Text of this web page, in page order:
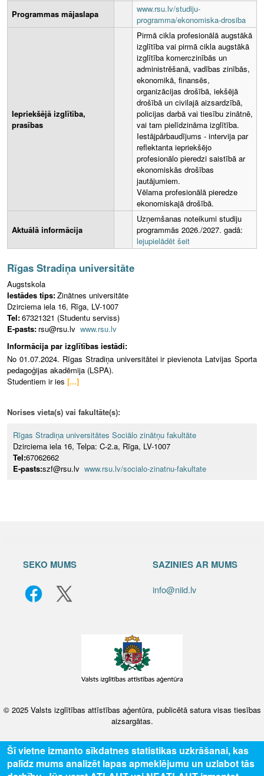
Programmas mājaslapa
www.rsu.lv/studiju-
programma/ekonomiska-drosiba
Iepriekšējā izglītība,
prasības
Pirmā cikla profesionālā augstākā
izglītība vai pirmā cikla augstākā
izglītība komerczinībās un
administrēšanā, vadības zinībās,
ekonomikā, finansēs,
organizācijas drošībā, iekšējā
drošībā un civilajā aizsardzībā,
policijas darbā vai tiesību zinātnē,
vai tam pielīdzināma izglītība.
Iestājpārbaudījums - intervija par
reflektanta iepriekšējo
profesionālo pieredzi saistībā ar
ekonomiskās drošības
jautājumiem.
Vēlama profesionālā pieredze
ekonomiskajā drošībā.
Aktuālā informācija
Uzņemšanas noteikumi studiju
programmās 2026./2027. gadā:
lejupielādēt šeit
Rīgas Stradiņa universitāte
Augstskola
Iestādes tips:Zinātnes universitāte
Dzirciema iela 16, Rīga, LV-1007
Tel:67321321 (Studentu serviss)
E-pasts: rsu@rsu.lv www.rsu.lv
Informācija par izglītības iestādi:
No 01.07.2024. Rīgas Stradiņa universitātei ir pievienota Latvijas Sporta
pedagoģijas akadēmija (LSPA).
Studentiem ir ies [...]
Norises vieta(s) vai fakultāte(s):
Rīgas Stradiņa universitātes Sociālo zinātņu fakultāte
Dzirciema iela 16, Telpa: C-2.a, Rīga, LV-1007
Tel:67062662
E-pasts:szf@rsu.lv www.rsu.lv/socialo-zinatnu-fakultate
SEKO MUMS SAZINIES AR MUMS
info@niid.lv
© 2025 Valsts izglītības attīstības aģentūra, publicētā satura visas tiesības
aizsargātas.
Šī vietne izmanto sīkdatnes statistikas uzkrāšanai, kas
palīdz mums analizēt lapas apmeklējumu un uzlabot tās